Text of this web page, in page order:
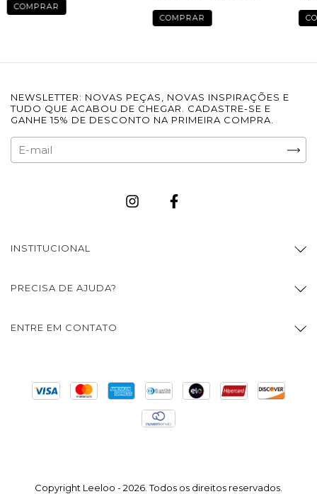
COMPRAR
COMPRAR
NEWSLETTER: NOVAS PEÇAS, NOVAS INSPIRAÇÕES E
TUDO QUE ACABOU DE CHEGAR. CADASTRE-SE E
GANHE 15% DE DESCONTO NA PRIMEIRA COMPRA.
INSTITUCIONAL
PRECISA DE AJUDA?
ENTRE EM CONTATO
Copyright Leeloo - 2026. Todos os direitos reservados.